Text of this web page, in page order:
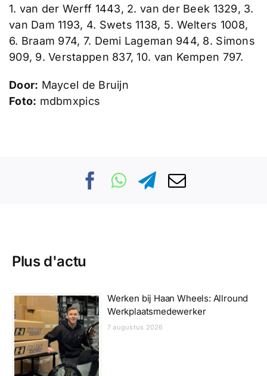
1. van der Werff 1443, 2. van der Beek 1329, 3.
van Dam 1193, 4. Swets 1138, 5. Welters 1008,
6. Braam 974, 7. Demi Lageman 944, 8. Simons
909, 9. Verstappen 837, 10. van Kempen 797.
Door: Maycel de Bruijn
Foto: mdbmxpics
Plus d'actu
Werken bij Haan Wheels: Allround
Werkplaatsmedewerker
7 augustus 2026